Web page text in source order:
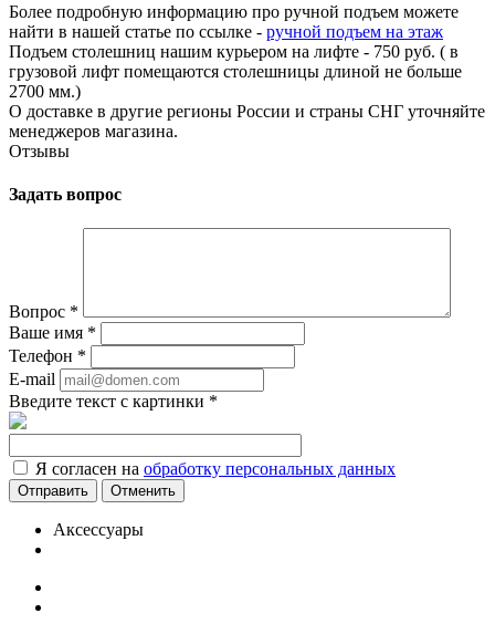
Более подробную информацию про ручной подъем можете
найти в нашей статье по ссылке - ручной подъем на этаж
Подъем столешниц нашим курьером на лифте - 750 руб. ( в
грузовой лифт помещаются столешницы длиной не больше
2700 мм.)
О доставке в другие регионы России и страны СНГ уточняйте
менеджеров магазина.
Отзывы
Задать вопрос
Вопрос *
Ваше имя *
Телефон *
E-mail
Введите текст с картинки *
Я согласен на обработку персональных данных
Отменить
Аксессуары